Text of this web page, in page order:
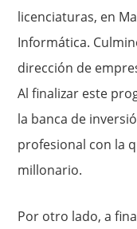
licenciaturas, en
Informática.
dirección de
Al finalizar este
la banca de
profesional con la
millonario.
Por otro lado, a